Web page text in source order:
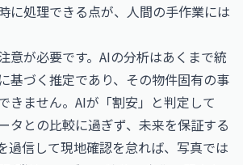
に処理できる点が、人間の手作業には
意が必要です。AIの分析はあくまで統
基づく推定であり、その物件固有の事
きません。AIが「割安」と判定して
タとの比較に過ぎず、未来を保証する
過信して現地確認を怠れば、写真では